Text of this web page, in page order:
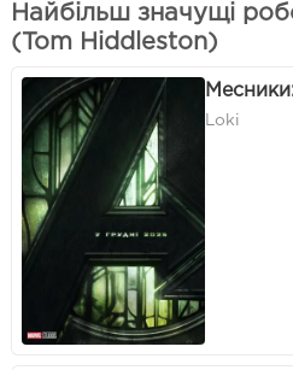
Найбільш значущі
(Tom Hiddleston)
Loki